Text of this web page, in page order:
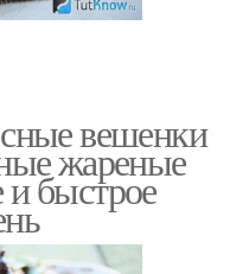
вешенки
жареные
быстрое